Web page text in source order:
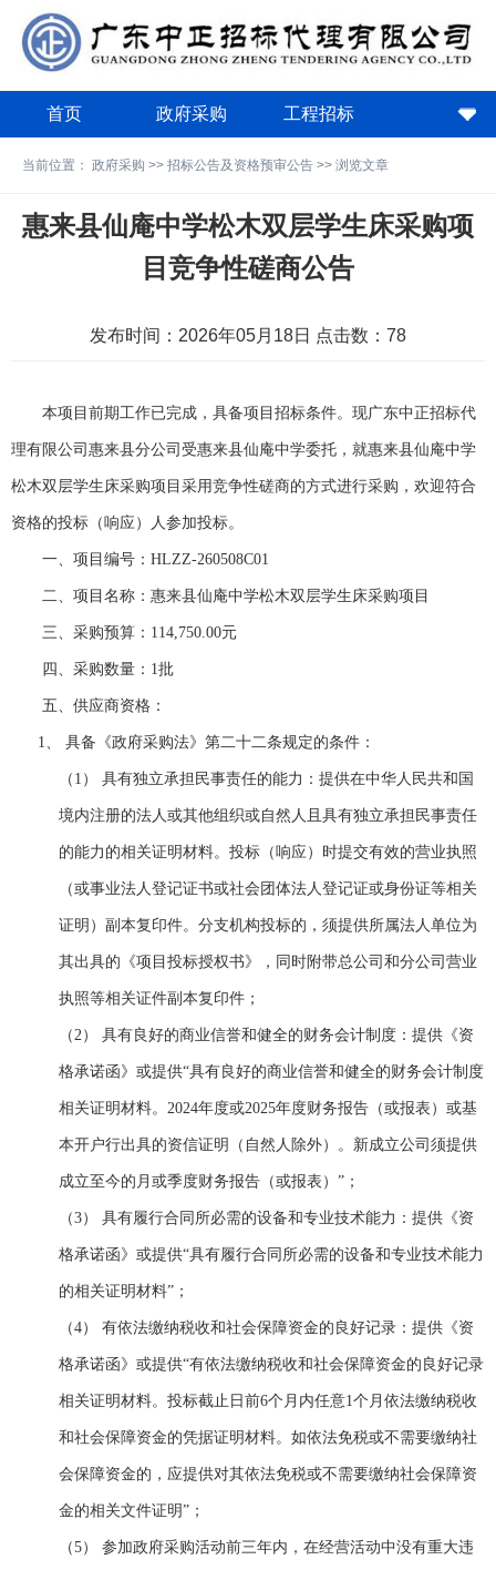
首页 政府采购 工程招标
政策法规 关于中正 下载中心
当前位置： 政府采购 >> 招标公告及资格预审公告 >> 浏览文章
惠来县仙庵中学松木双层学生床采购项
目竞争性磋商公告
发布时间：2026年05月18日 点击数： 78
本项目前期工作已完成，具备项目招标条件。现广东中正招标代
理有限公司惠来县分公司 受惠来县仙庵中学委托，就惠来县仙庵中学
松木双层学生床采购项目 采用竞争性磋商的方式进行采购，欢迎符合
资格的投标（响应）人参加投标。
一、 项目编号： HLZZ-260508C01
二、 项目名称 ： 惠来县仙庵中学松木双层学生床采购项目
三、 采购预算： 114,750.00元
四、 采购数量： 1批
五、 供应商资格：
1、 具备《政府采购法》第二十二条规定的条件 ：
（1） 具有独立承担民事责任的能力 ： 提供在中华人民共和国
境内注册的法人或其他组织或自然人且具有独立承担民事责任
的能力 的相关证明材料。投标（响应）时提交有效的营业执照
（或事业法人登记证书或社会团体法人登记证或身份证等相关
证明）副本复印件。分支机构投标的，须提供所属法人单位为
其出具的《项目投标授权书》，同时附带总公司和分公司营业
执照等相关证件副本复印件 ；
（2） 具有良好的商业信誉和健全的财务会计制度 ： 提供《资
格承诺函》或提供“具有良好的商业信誉和健全的财务会计制度
相关证明材料。 2024年度或2025年度财务报告（或报表）或基
本开户行出具的资信证明（自然人除外）。新成立公司须提供
成立至今的月或季度财务报告（或报表） ” ；
（3） 具有履行合同所必需的设备和专业技术能力 ： 提供《资
格承诺函》或提供“具有履行合同所必需的设备和专业技术能力
的相关证明材料” ；
（4） 有依法缴纳税收和社会保障资金的良好记录 ： 提供《资
格承诺函》或提供“有依法缴纳税收和社会保障资金的良好记录
相关证明材料。投标截止日前6个月内任意1个月依法缴纳税收
和社会保障资金的凭据证明材料。如依法免税或不需要缴纳社
会保障资金的，应提供对其依法免税或不需要缴纳社会保障资
金的相关文件证明” ；
（5） 参加政府采购活动前三年内，在经营活动中没有重大违